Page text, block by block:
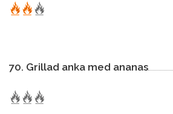
70. Grillad anka med ananas